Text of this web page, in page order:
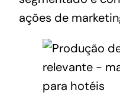
ações de